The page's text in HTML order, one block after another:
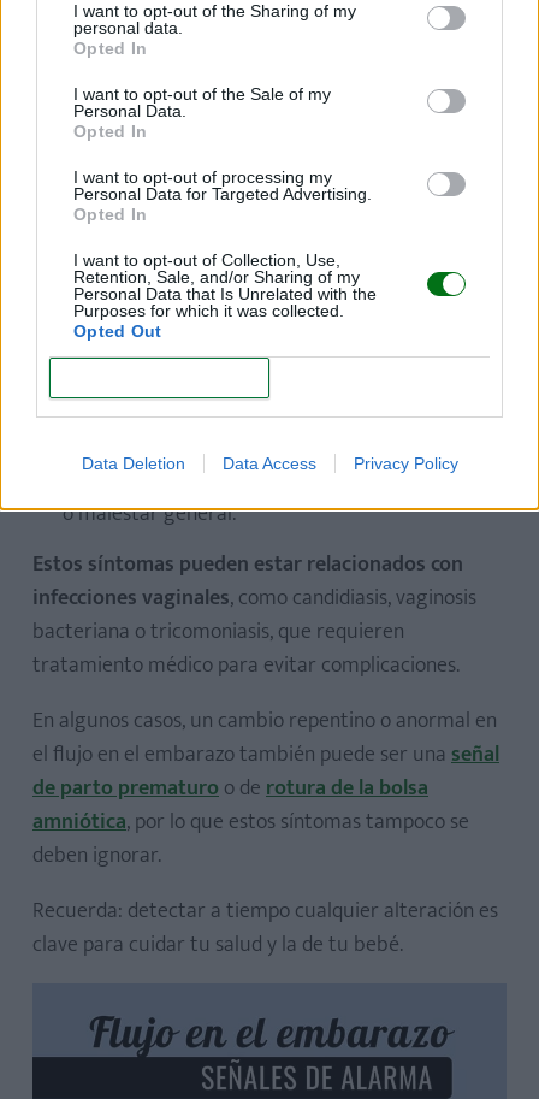
I want to opt-out of the Sharing of my
personal data.
Opted In
I want to opt-out of the Sale of my
Personal Data.
Opted In
I want to opt-out of processing my
Personal Data for Targeted Advertising.
Opted In
I want to opt-out of Collection, Use,
Retention, Sale, and/or Sharing of my
Personal Data that Is Unrelated with the
Purposes for which it was collected.
Opted Out
Data Deletion Data Access Privacy Policy
Es importante consultar con tu ginecólogo si
observas alguno de los siguientes síntomas:
Flujo de color amarillo, gris o verdoso.
Flujo con mal olor, similar al de pescado o
fermentado.
Flujo con aspecto grumoso o espumoso.
Flujo manchado de sangre fuera de los días
cercanos al parto.
Flujo líquido y transparente, parecido a la orina o
Dolor abdominal o pélvico, acompañado de fiebre
o malestar general.
Estos síntomas pueden estar relacionados con
infecciones vaginales, como candidiasis, vaginosis
bacteriana o tricomoniasis, que requieren
tratamiento médico para evitar complicaciones.
En algunos casos, un cambio repentino o anormal en
el flujo en el embarazo también puede ser una señal
de parto prematuroo derotura de la bolsa
amniótica, por lo que estos síntomas tampoco se
deben ignorar.
Recuerda: detectar a tiempo cualquier alteración es
clave para cuidar tu salud y la de tu bebé.